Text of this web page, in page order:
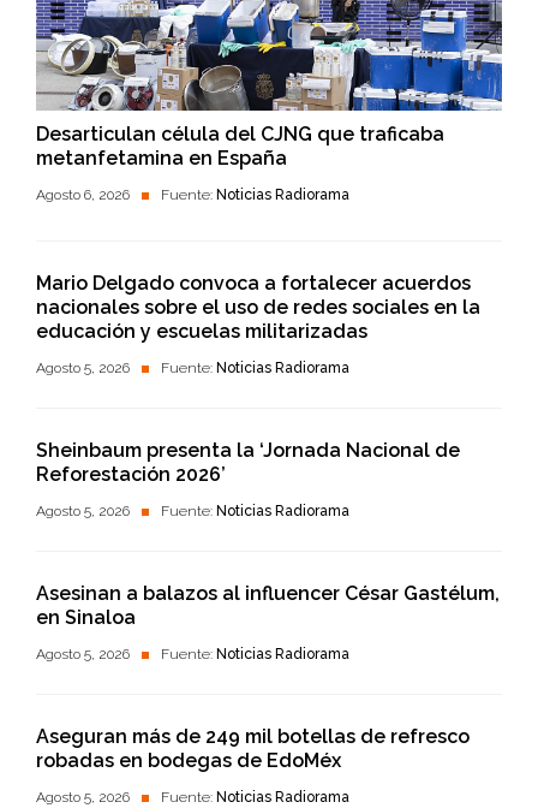
Desarticulan célula del CJNG que traficaba
metanfetamina en España
Agosto 6, 2026 Fuente: Noticias Radiorama
Mario Delgado convoca a fortalecer acuerdos
nacionales sobre el uso de redes sociales en la
educación y escuelas militarizadas
Agosto 5, 2026 Fuente: Noticias Radiorama
Sheinbaum presenta la ‘Jornada Nacional de
Reforestación 2026’
Agosto 5, 2026 Fuente: Noticias Radiorama
Asesinan a balazos al influencer César Gastélum,
en Sinaloa
Agosto 5, 2026 Fuente: Noticias Radiorama
Aseguran más de 249 mil botellas de refresco
robadas en bodegas de EdoMéx
Agosto 5, 2026 Fuente: Noticias Radiorama